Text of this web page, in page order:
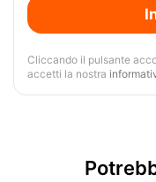
Cliccando il pulsante
accetti la nostra